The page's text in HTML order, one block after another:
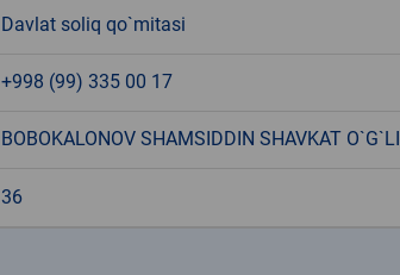
Davlat soliq qo`mitasi
+998 (99) 335 00 17
BOBOKALONOV SHAMSIDDIN SHAVKAT O`G`LI
36